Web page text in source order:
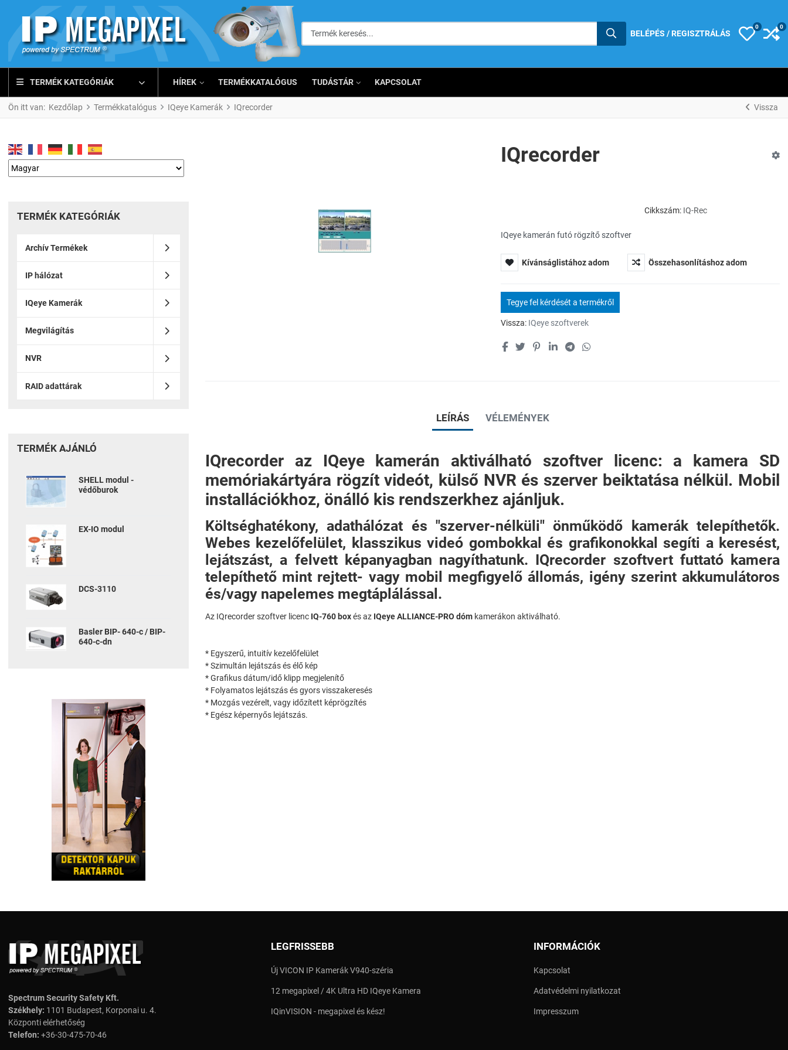
BELÉPÉS / REGISZTRÁLÁS
0 0
TERMÉK KATEGÓRIÁK HÍREK TERMÉKKATALÓGUS TUDÁSTÁR KAPCSOLAT
Ön itt van: Kezdőlap Termékkatalógus IQeye Kamerák IQrecorder Vissza
TERMÉK KATEGÓRIÁK
Archív Termékek
IP hálózat
IQeye Kamerák
Megvilágítás
NVR
RAID adattárak
TERMÉK AJÁNLÓ
SHELL modul -
védőburok
EX-IO modul
DCS-3110
Basler BIP- 640-c / BIP-
640-c-dn
IQrecorder
Cikkszám: IQ-Rec
IQeye kamerán futó rögzítő szoftver
Kívánságlistához adom Összehasonlításhoz adom
Tegye fel kérdését a termékről
Vissza: IQeye szoftverek
LEÍRÁS VÉLEMÉNYEK
IQrecorder az IQeye kamerán aktiválható szoftver licenc: a kamera SD
memóriakártyára rögzít videót, külső NVR és szerver beiktatása nélkül. Mobil
installációkhoz, önálló kis rendszerkhez ajánljuk.
Költséghatékony, adathálózat és "szerver-nélküli" önműködő kamerák telepíthetők.
Webes kezelőfelület, klasszikus videó gombokkal és grafikonokkal segíti a keresést,
lejátszást, a felvett képanyagban nagyíthatunk. IQrecorder szoftvert futtató kamera
telepíthető mint rejtett- vagy mobil megfigyelő állomás, igény szerint akkumulátoros
és/vagy napelemes megtáplálással.
Az IQrecorder szoftver licenc IQ-760 boxés az IQeye ALLIANCE-PRO dóm kamerákon aktiválható.
* Egyszerű, intuitív kezelőfelület
* Szimultán lejátszás és élő kép
* Grafikus dátum/idő klipp megjelenítő
* Folyamatos lejátszás és gyors visszakeresés
* Mozgás vezérelt, vagy időzített képrögzítés
* Egész képernyős lejátszás.
Spectrum Security Safety Kft.
Székhely: 1101 Budapest, Korponai u. 4.
Központi elérhetőség
Telefon: +36-30-475-70-46
LEGFRISSEBB
Új VICON IP Kamerák V940-széria
12 megapixel / 4K Ultra HD IQeye Kamera
IQinVISION - megapixel és kész!
INFORMÁCIÓK
Kapcsolat
Adatvédelmi nyilatkozat
Impresszum